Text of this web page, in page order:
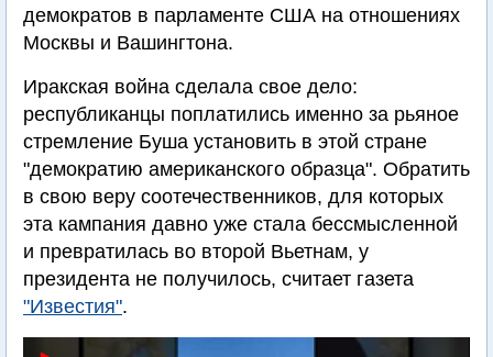
демократов в парламенте США на отношениях
Москвы и Вашингтона.
Иракская война сделала свое дело:
республиканцы поплатились именно за рьяное
стремление Буша установить в этой стране
"демократию американского образца". Обратить
в свою веру соотечественников, для которых
эта кампания давно уже стала бессмысленной
и превратилась во второй Вьетнам, у
президента не получилось, считает газета
"Известия".